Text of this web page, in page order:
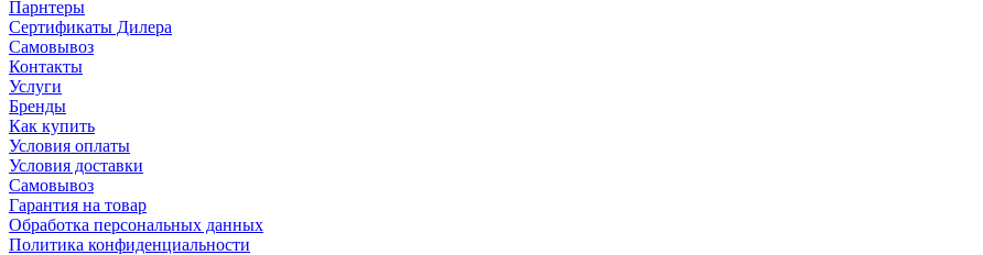
Парнтеры
Сертификаты Дилера
Самовывоз
Контакты
Услуги
Бренды
Как купить
Условия оплаты
Условия доставки
Самовывоз
Гарантия на товар
Обработка персональных данных
Политика конфиденциальности